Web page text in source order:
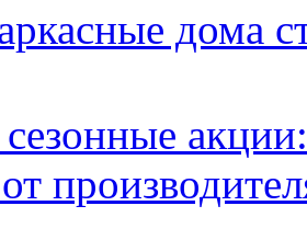
дома